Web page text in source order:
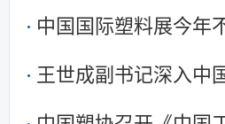
中国国际塑料展今年
王世成副书记深入中